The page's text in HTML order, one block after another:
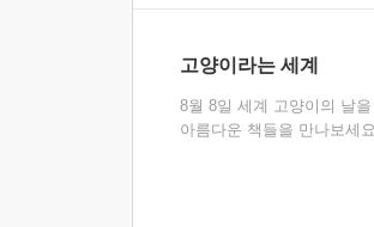
고양이라는 세계
8월 8일 세계 고양이의 날
아름다운 책들을 만나보세